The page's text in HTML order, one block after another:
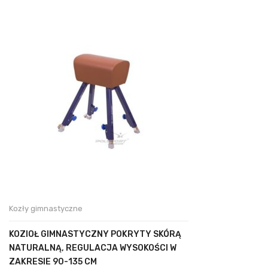
Kozły gimnastyczne
KOZIOŁ GIMNASTYCZNY POKRYTY SKÓRĄ
NATURALNĄ, REGULACJA WYSOKOŚCI W
ZAKRESIE 90-135 CM